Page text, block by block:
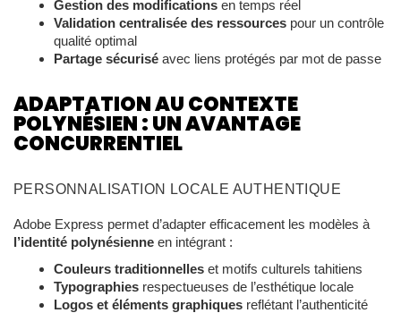
Gestion des modifications en temps réel
Validation centralisée des ressources pour un contrôle
qualité optimal
Partage sécurisé avec liens protégés par mot de passe
ADAPTATION AU CONTEXTE
POLYNÉSIEN : UN AVANTAGE
CONCURRENTIEL
PERSONNALISATION LOCALE AUTHENTIQUE
Adobe Express permet d’adapter efficacement les modèles à
l’identité polynésienne en intégrant :
Couleurs traditionnelles et motifs culturels tahitiens
Typographies respectueuses de l’esthétique locale
Logos et éléments graphiques reflétant l’authenticité